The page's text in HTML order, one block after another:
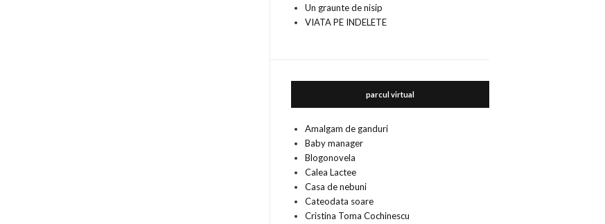
Un graunte de nisip
VIATA PE INDELETE
parcul virtual
Amalgam de ganduri
Baby manager
Blogonovela
Calea Lactee
Casa de nebuni
Cateodata soare
Cristina Toma Cochinescu